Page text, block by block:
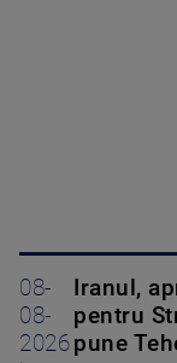
08-
08-
2026
Iranul,
pentru
pune